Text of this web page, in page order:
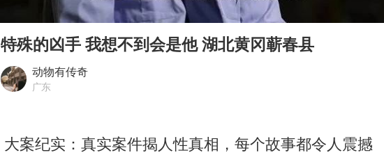
儿子陪躺平老爹体验外卖员火了
香港宏福苑火灾或由烟头引起
人民的健康、体质、幸福一脉相承
特殊的凶手 我想不到会是他 湖北黄冈蕲春县
动物有传奇
广东
大案纪实：真实案件揭人性真相，每个故事都令人震撼